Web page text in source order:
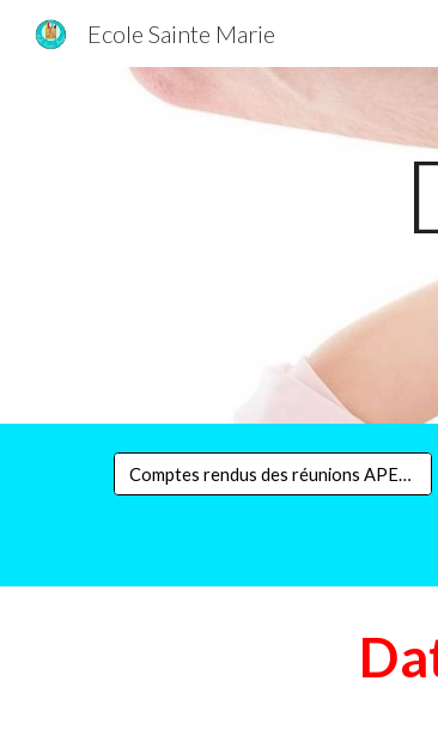
Ecole Sainte Marie
Comptes rendus des réunions APEL OGEC